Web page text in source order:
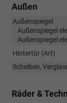
Außen
Außenspiegel
Außenspiegel
Außenspiegel
Hintertür (Art)
Scheiben,
Räder &